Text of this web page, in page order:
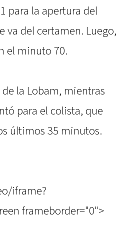
para la apertura del
va del certamen. Luego,
el minuto 70.
la Lobam, mientras
para el colista, que
últimos 35 minutos.
iframe?
frameborder="0">